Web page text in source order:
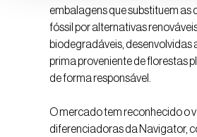
embalagens que substituem as
fóssil por alternativas
biodegradáveis, desenvolvidas
prima proveniente de florestas
de forma responsável.
O mercado tem reconhecido o
diferenciadoras da Navigator,